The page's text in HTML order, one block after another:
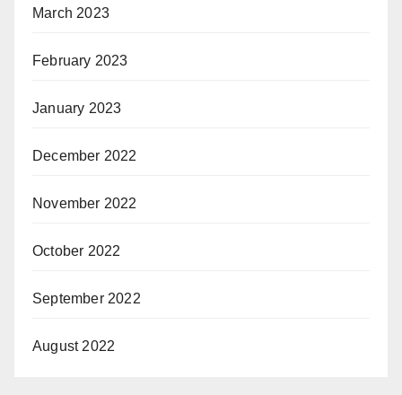
March 2023
February 2023
January 2023
December 2022
November 2022
October 2022
September 2022
August 2022